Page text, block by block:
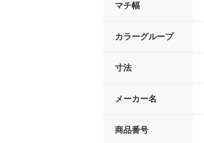
マチ幅
カラーグループ
寸法
メーカー名
商品番号